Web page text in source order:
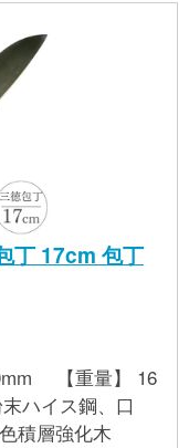
丁 17cm 包丁
【重量】 16
ハイス鋼、口
積層強化木